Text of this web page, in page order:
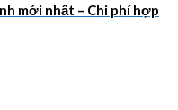
mới nhất – Chi phí hợp